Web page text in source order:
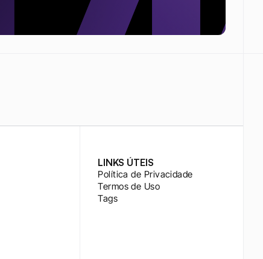
LINKS ÚTEIS
Política de Privacidade
Termos de Uso
Tags